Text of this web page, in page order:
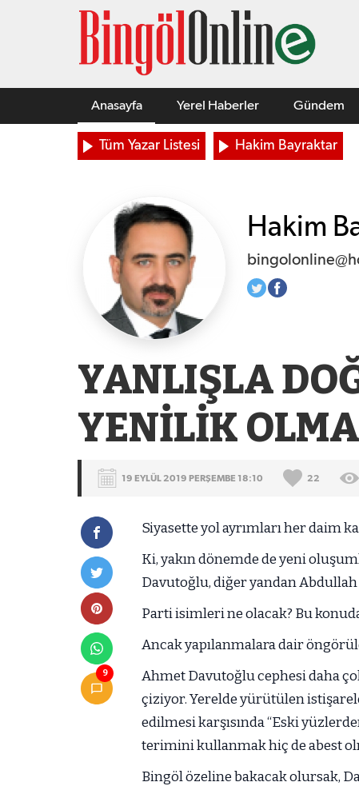
Anasayfa Yerel Haberler Gündem
Tüm Yazar Listesi Hakim Bayraktar
Hakim
YANLIŞLA
YENİLİK
19 EYLÜL 2019 PERŞEMBE 18:10 22
9
Siyasette yol ayrımları her daim
Ki, yakın dönemde de yeni
Davutoğlu, diğer yandan
Parti isimleri ne olacak? Bu
Ancak yapılanmalara dair
Ahmet Davutoğlu cephesi daha
çiziyor. Yerelde yürütülen
edilmesi karşısında “Eski
terimini kullanmak hiç de abest
Bingöl özeline bakacak olursak,